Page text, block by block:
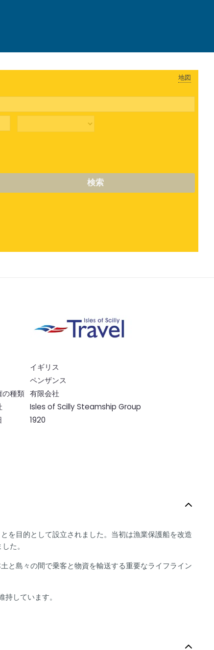
地図
検索
イギリス
ペンザンス
の種類 有限会社
Isles of Scilly Steamship Group
1920
を目的として設立されました。当初は漁業保護船を改造
た。
と島々の間で乗客と物資を輸送する重要なライフライン
しています。